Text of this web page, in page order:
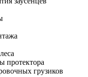
протектора
грузиков